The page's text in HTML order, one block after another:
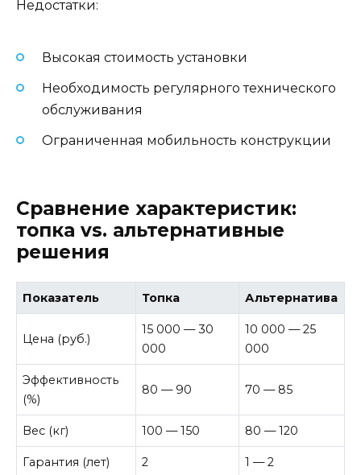
Недостатки:
Высокая стоимость установки
Необходимость регулярного технического
обслуживания
Ограниченная мобильность конструкции
Сравнение характеристик:
топка vs. альтернативные
решения
Показатель Топка Альтернатива
Цена (руб.)
15 000 — 30
000
10 000 — 25
000
Эффективность
(%)
80 — 90 70 — 85
Вес (кг) 100 — 150 80 — 120
Гарантия (лет) 2 1 — 2